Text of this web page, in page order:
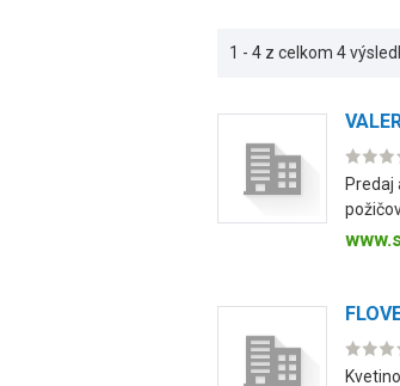
1 - 4 z celkom 4
Predaj